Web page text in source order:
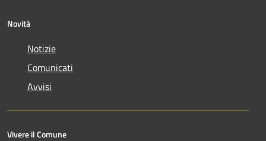
Novità
Notizie
Comunicati
Avvisi
Vivere il Comune